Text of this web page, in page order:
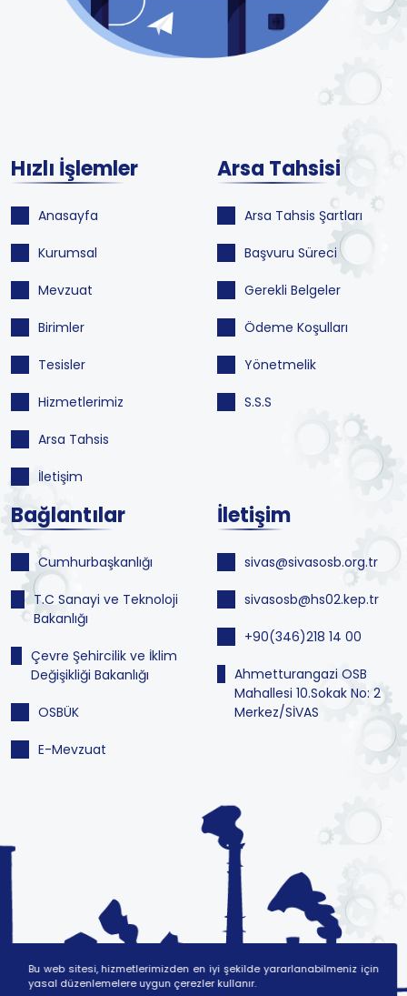
Hızlı İşlemler
Anasayfa
Kurumsal
Mevzuat
Birimler
Tesisler
Hizmetlerimiz
Arsa Tahsis
İletişim
Arsa Tahsisi
Arsa Tahsis Şartları
Başvuru Süreci
Gerekli Belgeler
Ödeme Koşulları
Yönetmelik
S.S.S
Bağlantılar
Cumhurbaşkanlığı
T.C Sanayi ve Teknoloji
Bakanlığı
Çevre Şehircilik ve İklim
Değişikliği Bakanlığı
OSBÜK
E-Mevzuat
İletişim
sivas@sivasosb.org.tr
sivasosb@hs02.kep.tr
+90(346)218 14 00
Ahmetturangazi OSB
Mahallesi 10.Sokak No: 2
Merkez/SİVAS
Bu web sitesi, hizmetlerimizden en iyi şekilde yararlanabilmeniz için
yasal düzenlemelere uygun çerezler kullanır.